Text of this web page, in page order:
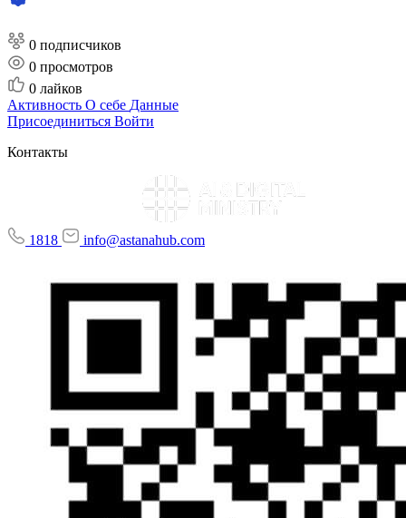
0 подписчиков
0 просмотров
0 лайков
Активность О себе Данные
Присоединиться Войти
Контакты
1818 info@astanahub.com